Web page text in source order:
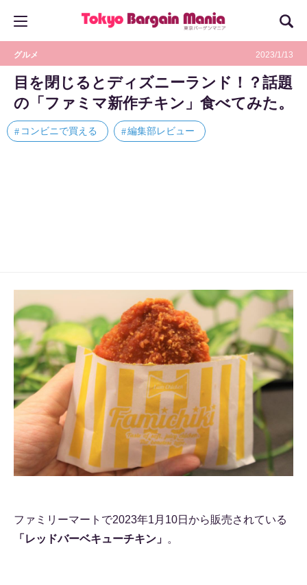
グルメ 2023/1/13
目を閉じるとディズニーランド！？話題
の「ファミマ新作チキン」食べてみた。
コンビニで買える 編集部レビュー
ファミリーマートで2023年1月10日から販売されている
「レッドバーベキューチキン」 。